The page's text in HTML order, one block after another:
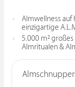
Almwellness auf
einzigartige
5.000 m²
Almritualen &